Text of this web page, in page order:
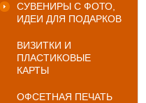
СУВЕНИРЫ С ФОТО,
ИДЕИ ДЛЯ ПОДАРКОВ
ВИЗИТКИ И
ПЛАСТИКОВЫЕ
КАРТЫ
ОФСЕТНАЯ ПЕЧАТЬ